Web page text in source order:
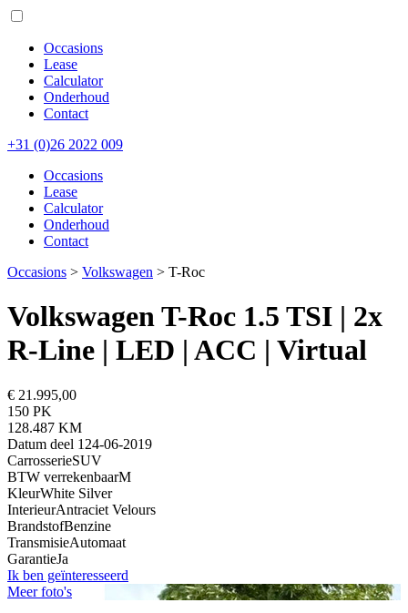
Occasions
Lease
Calculator
Onderhoud
Contact
+31 (0)26 2022 009
Occasions
Lease
Calculator
Onderhoud
Contact
Occasions > Volkswagen > T-Roc
Volkswagen T-Roc 1.5 TSI | 2x
R-Line | LED | ACC | Virtual
€ 21.995,00
150 PK
128.487 KM
Datum deel 1 24-06-2019
CarrosserieSUV
BTW verrekenbaarM
KleurWhite Silver
InterieurAntraciet Velours
BrandstofBenzine
TransmisieAutomaat
GarantieJa
Ik ben geïnteresseerd
Meer foto's